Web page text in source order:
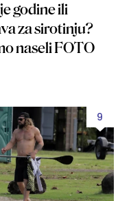
godine ili
za sirotinju?
naseli FOTO
9